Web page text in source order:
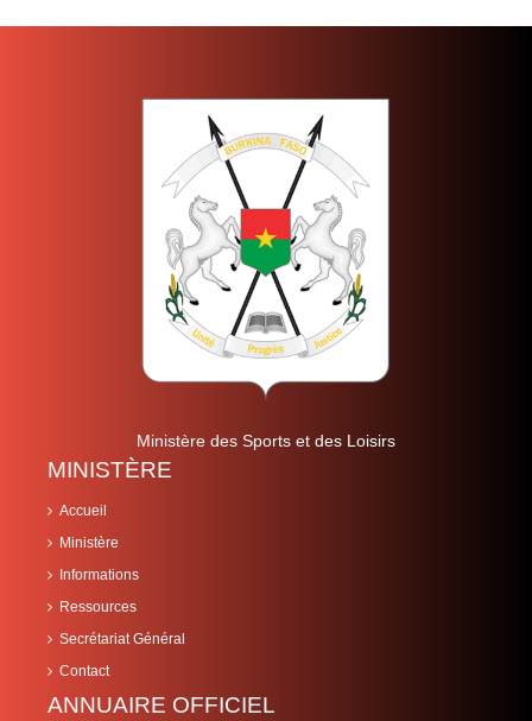
Ministère des Sports et des Loisirs
MINISTÈRE
Accueil
Ministère
Informations
Ressources
Secrétariat Général
Contact
ANNUAIRE OFFICIEL